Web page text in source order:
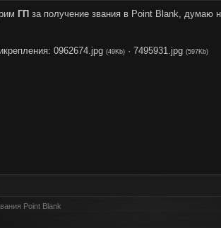
ГП за получение звания в Point Blank, думаю
0962674.jpg (49Kb) · 7495931.jpg (597Kb)
Point Blank